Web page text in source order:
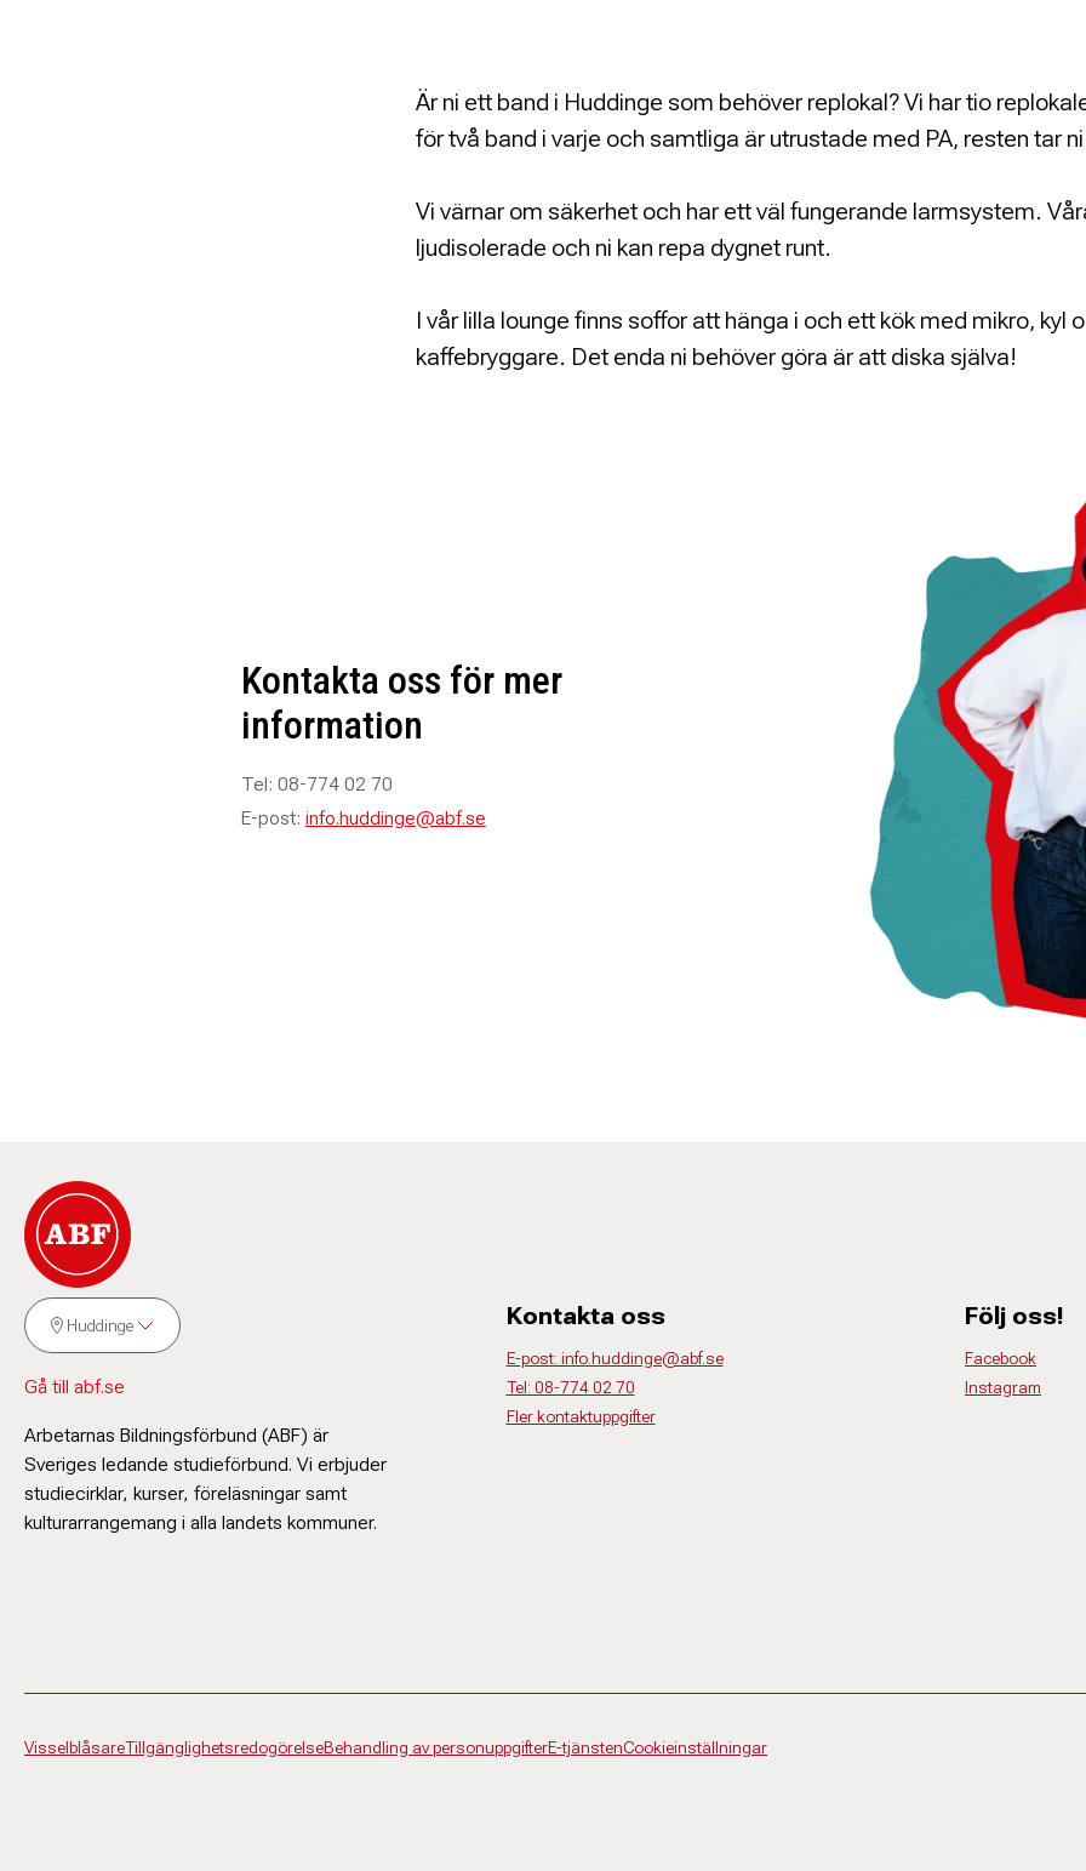
Är ni ett band i Huddinge som behöver replokal? Vi har tio
för två band i varje och samtliga är utrustade med PA, resten tar
Vi värnar om säkerhet och har ett väl fungerande larmsystem.
ljudisolerade och ni kan repa dygnet runt.
I vår lilla lounge finns soffor att hänga i och ett kök med mikro, kyl
kaffebryggare. Det enda ni behöver göra är att diska själva!
Kontakta oss för mer
information
Tel: 08-774 02 70
E-post: info.huddinge@abf.se
Huddinge
Gå till abf.se
Arbetarnas Bildningsförbund (ABF) är
Sveriges ledande studieförbund. Vi erbjuder
studiecirklar, kurser, föreläsningar samt
kulturarrangemang i alla landets kommuner.
Kontakta oss
E-post: info.huddinge@abf.se
Tel: 08-774 02 70
Fler kontaktuppgifter
Följ oss!
Facebook
Instagram
VisselblåsareTillgänglighetsredogörelseBehandling av personuppgifterE-tjänstenCookieinställningar